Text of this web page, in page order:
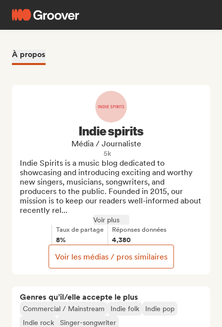
À propos
Genres qu’il/elle accepte le plus
Commercial / Mainstream Indie folk
Indie pop
Indie rock
Singer-songwriter
Indie spirits
Média / Journaliste
5k
Indie Spirits is a music blog dedicated to
showcasing and introducing exciting and worthy
new singers, musicians, songwriters, and
producers to the public. Founded in 2015, our
mission is to keep our readers well-informed about
recently rel...
Voir plus
Taux de partage
8%
Réponses données
4,380
Voir les médias / pros similaires